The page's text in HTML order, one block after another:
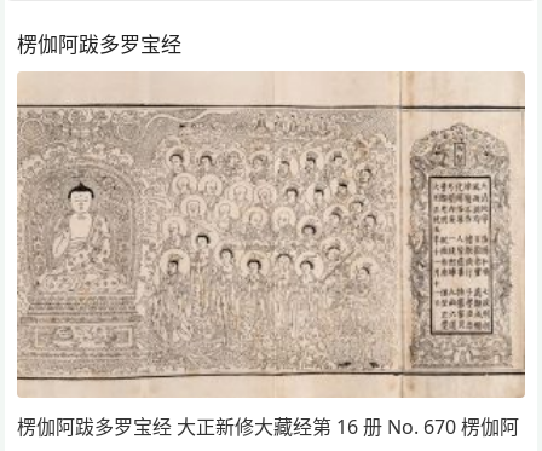
楞伽阿跋多罗宝经
楞伽阿跋多罗宝经 大正新修大藏经第 16 册 No. 670 楞伽阿